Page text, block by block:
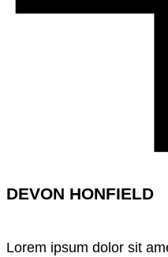
DEVON HONFIELD
Lorem ipsum dolor sit